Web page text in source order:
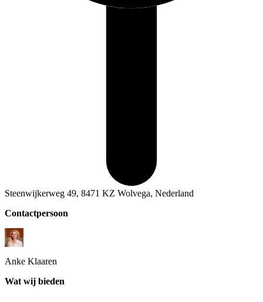
Steenwijkerweg 49, 8471 KZ Wolvega, Nederland
Contactpersoon
Anke Klaaren
Wat wij bieden